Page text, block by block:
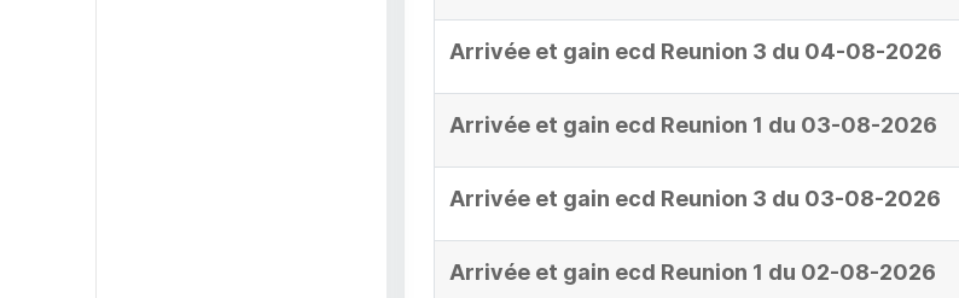
Arrivée et gain ecd Reunion 3 du 04-08-2026
Arrivée et gain ecd Reunion 1 du 03-08-2026
Arrivée et gain ecd Reunion 3 du 03-08-2026
Arrivée et gain ecd Reunion 1 du 02-08-2026